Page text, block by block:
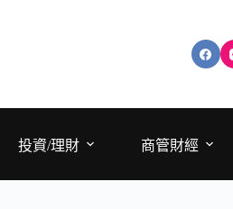
投資/理財 商管財經